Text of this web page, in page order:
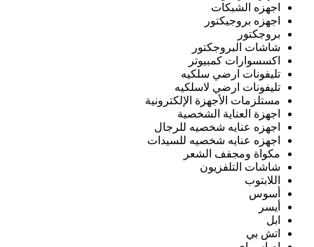
اجهزه الشبكات
اجهزه بروجيكتور
بروجكتور
شاشات البروجكتور
اكسسوارات كمبيوتر
تليفونات ارضي سلكيه
تليفونات ارضي لاسلكيه
مستلزمات الأجهزة الإلكترونية
اجهزة العناية الشخصية
اجهزه عنايه شخصيه للرجال
اجهزه عنايه شخصيه للسيدات
مكواة ومجفف الشعر
شاشات التلفزيون
اللابتوب
أسوس
أيسر
ابل
اتش بي